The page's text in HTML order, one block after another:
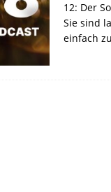
12: Der
Sie sind
einfach